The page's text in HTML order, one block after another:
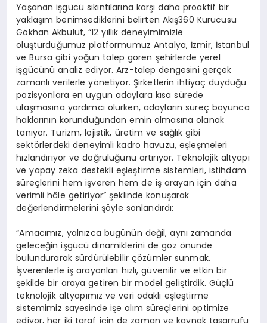
Yaşanan işgücü sıkıntılarına karşı daha proaktif bir
yaklaşım benimsediklerini belirten Akış360 Kurucusu
Gökhan Akbulut, “12 yıllık deneyimimizle
oluşturduğumuz platformumuz Antalya, İzmir, İstanbul
ve Bursa gibi yoğun talep gören şehirlerde yerel
işgücünü analiz ediyor. Arz-talep dengesini gerçek
zamanlı verilerle yönetiyor. Şirketlerin ihtiyaç duyduğu
pozisyonlara en uygun adaylara kısa sürede
ulaşmasına yardımcı olurken, adayların süreç boyunca
haklarının korunduğundan emin olmasına olanak
tanıyor. Turizm, lojistik, üretim ve sağlık gibi
sektörlerdeki deneyimli kadro havuzu, eşleşmeleri
hızlandırıyor ve doğruluğunu artırıyor. Teknolojik altyapı
ve yapay zeka destekli eşleştirme sistemleri, istihdam
süreçlerini hem işveren hem de iş arayan için daha
verimli hâle getiriyor” şeklinde konuşarak
değerlendirmelerini şöyle sonlandırdı:
“Amacımız, yalnızca bugünün değil, aynı zamanda
geleceğin işgücü dinamiklerini de göz önünde
bulundurarak sürdürülebilir çözümler sunmak.
İşverenlerle iş arayanları hızlı, güvenilir ve etkin bir
şekilde bir araya getiren bir model geliştirdik. Güçlü
teknolojik altyapımız ve veri odaklı eşleştirme
sistemimiz sayesinde işe alım süreçlerini optimize
ediyor, her iki taraf için de zaman ve kaynak tasarrufu